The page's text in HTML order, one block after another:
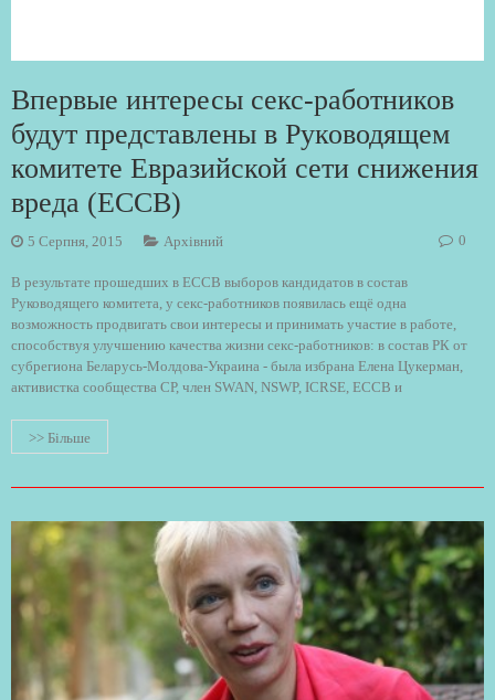
Впервые интересы секс-работников
будут представлены в Руководящем
комитете Евразийской сети снижения
вреда (ЕССВ)
5 Серпня, 2015 Архівний 0
В результате прошедших в ЕССВ выборов кандидатов в состав
Руководящего комитета, у секс-работников появилась ещё одна
возможность продвигать свои интересы и принимать участие в работе,
способствуя улучшению качества жизни секс-работников: в состав РК от
субрегиона Беларусь-Молдова-Украина - была избрана Елена Цукерман,
активистка сообщества СР, член SWAN, NSWP, ICRSE, ЕССВ и
>> Більше